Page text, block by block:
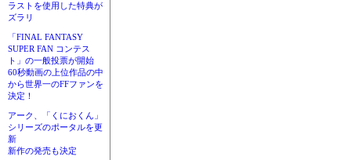
ラストを使用した特典が
ズラリ
「FINAL FANTASY
SUPER FAN コンテス
ト」の一般投票が開始
60秒動画の上位作品の中
から世界一のFFファンを
決定！
アーク、「くにおくん」
シリーズのポータルを更
新
新作の発売も決定